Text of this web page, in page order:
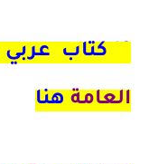
كتاب
العامة هنا